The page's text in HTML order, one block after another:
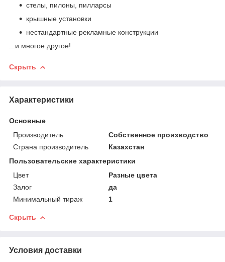
стелы, пилоны, пилларсы
крышные установки
нестандартные рекламные конструкции
...и многое другое!
Скрыть
Характеристики
Основные
Производитель
Собственное производство
Страна производитель
Казахстан
Пользовательские характеристики
Цвет
Разные цвета
Залог
да
Минимальный тираж
1
Скрыть
Условия доставки